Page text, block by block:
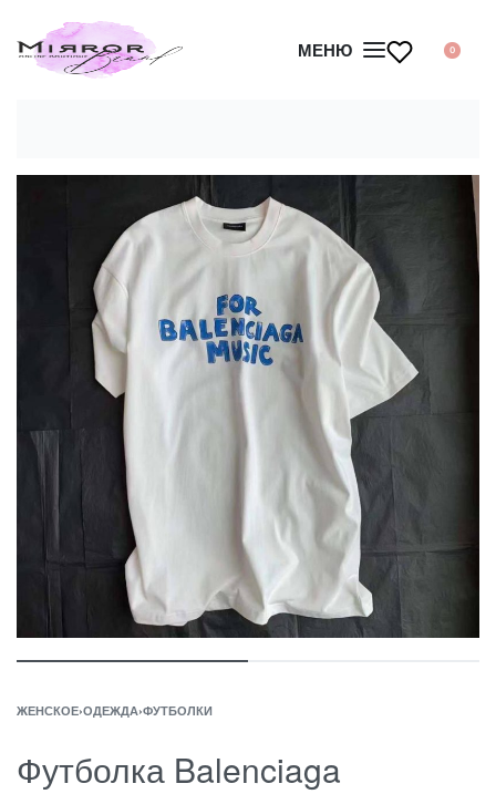
МЕНЮ 0
ЖЕНСКОЕ›ОДЕЖДА›ФУТБОЛКИ
Футболка Balenciaga